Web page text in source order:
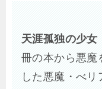
天涯孤独の少女
冊の本から悪魔
した悪魔・べ